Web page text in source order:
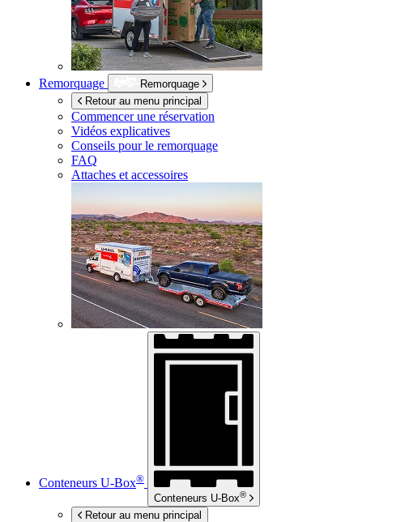
Remorquage
Remorquage
Retour au menu principal
Commencer une réservation
Vidéos explicatives
Conseils pour le remorquage
FAQ
Attaches et accessoires
Conteneurs U-Box®
Conteneurs U-Box®
Retour au menu principal